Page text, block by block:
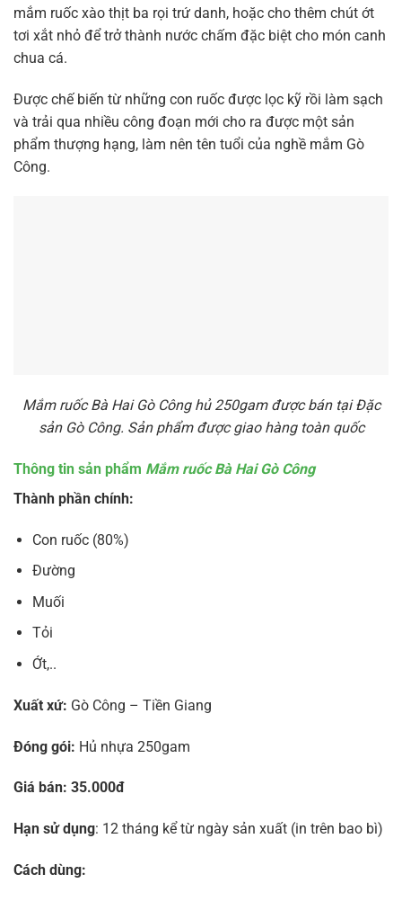
mắm ruốc xào thịt ba rọi trứ danh, hoặc cho thêm chút ớt
tơi xắt nhỏ để trở thành nước chấm đặc biệt cho món canh
chua cá.
Được chế biến từ những con ruốc được lọc kỹ rồi làm sạch
và trải qua nhiều công đoạn mới cho ra được một sản
phẩm thượng hạng, làm nên tên tuổi của nghề mắm Gò
Công.
Mắm ruốc Bà Hai Gò Công hủ 250gam được bán tại Đặc
sản Gò Công. Sản phẩm được giao hàng toàn quốc
Thông tin sản phẩm Mắm ruốc Bà Hai Gò Công
Thành phần chính:
Con ruốc (80%)
Đường
Muối
Tỏi
Ớt,..
Xuất xứ: Gò Công – Tiền Giang
Đóng gói: Hủ nhựa 250gam
Giá bán: 35.000đ
Hạn sử dụng: 12 tháng kể từ ngày sản xuất (in trên bao bì)
Cách dùng: